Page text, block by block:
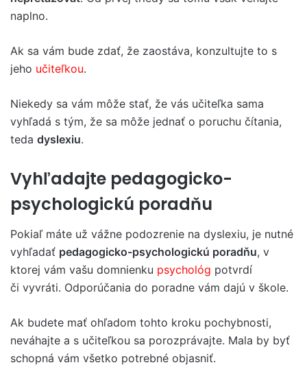
naplno.
Ak sa vám bude zdať, že zaostáva, konzultujte to s
jeho učiteľkou.
Niekedy sa vám môže stať, že vás učiteľka sama
vyhľadá s tým, že sa môže jednať o poruchu čítania,
teda dyslexiu.
Vyhľadajte pedagogicko-
psychologickú poradňu
Pokiaľ máte už vážne podozrenie na dyslexiu, je nutné
vyhľadať pedagogicko-psychologickú poradňu, v
ktorej vám vašu domnienku psychológ potvrdí
či vyvráti. Odporúčania do poradne vám dajú v škole.
Ak budete mať ohľadom tohto kroku pochybnosti,
neváhajte a s učiteľkou sa porozprávajte. Mala by byť
schopná vám všetko potrebné objasniť.